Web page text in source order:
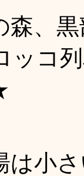
森、
ッコ
は小